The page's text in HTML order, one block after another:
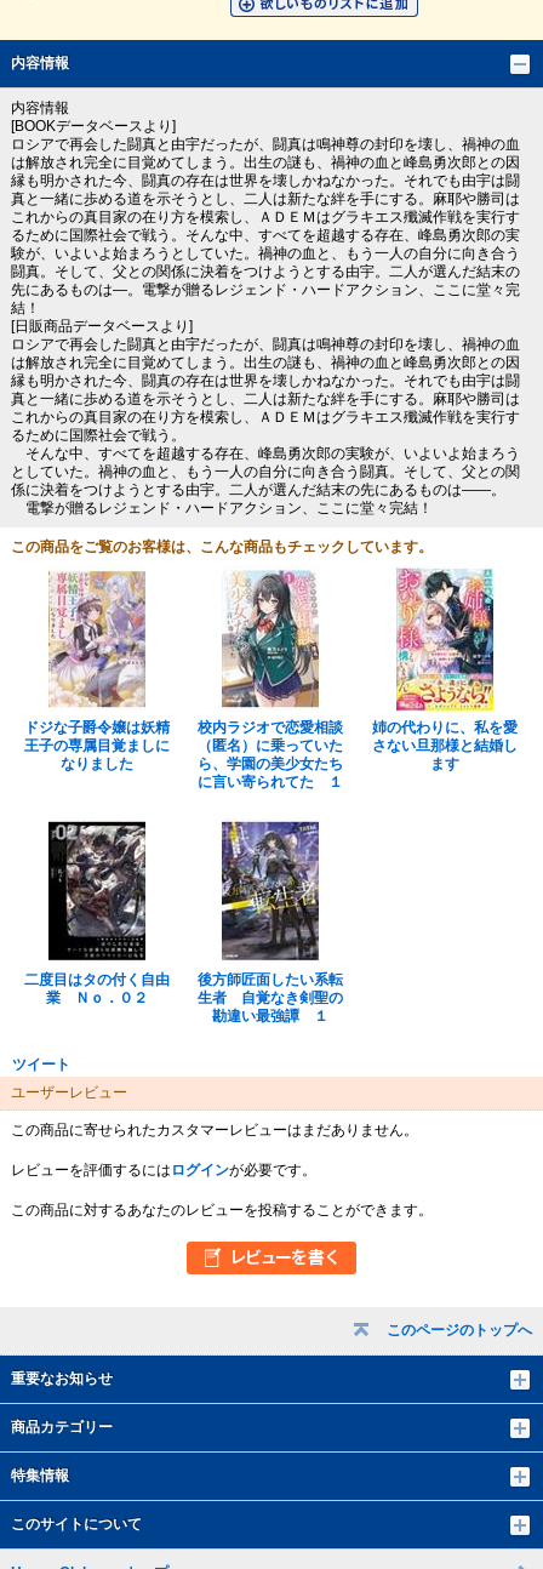
このページのトップへ
重要なお知らせ
商品カテゴリー
特集情報
このサイトについて
内容情報
内容情報
[BOOKデータベースより]
ロシアで再会した闘真と由宇だったが、闘真は鳴神尊の封印を壊し、禍神の血
は解放され完全に目覚めてしまう。出生の謎も、禍神の血と峰島勇次郎との因
縁も明かされた今、闘真の存在は世界を壊しかねなかった。それでも由宇は闘
真と一緒に歩める道を示そうとし、二人は新たな絆を手にする。麻耶や勝司は
これからの真目家の在り方を模索し、ＡＤＥＭはグラキエス殲滅作戦を実行す
るために国際社会で戦う。そんな中、すべてを超越する存在、峰島勇次郎の実
験が、いよいよ始まろうとしていた。禍神の血と、もう一人の自分に向き合う
闘真。そして、父との関係に決着をつけようとする由宇。二人が選んだ結末の
先にあるものは―。電撃が贈るレジェンド・ハードアクション、ここに堂々完
結！
[日販商品データベースより]
ロシアで再会した闘真と由宇だったが、闘真は鳴神尊の封印を壊し、禍神の血
は解放され完全に目覚めてしまう。出生の謎も、禍神の血と峰島勇次郎との因
縁も明かされた今、闘真の存在は世界を壊しかねなかった。それでも由宇は闘
真と一緒に歩める道を示そうとし、二人は新たな絆を手にする。麻耶や勝司は
これからの真目家の在り方を模索し、ＡＤＥＭはグラキエス殲滅作戦を実行す
るために国際社会で戦う。
そんな中、すべてを超越する存在、峰島勇次郎の実験が、いよいよ始まろう
としていた。禍神の血と、もう一人の自分に向き合う闘真。そして、父との関
係に決着をつけようとする由宇。二人が選んだ結末の先にあるものは――。
電撃が贈るレジェンド・ハードアクション、ここに堂々完結！
この商品をご覧のお客様は、こんな商品もチェックしています。
ドジな子爵令嬢は妖精
王子の専属目覚ましに
なりました
校内ラジオで恋愛相談
（匿名）に乗っていた
ら、学園の美少女たち
に言い寄られてた １
姉の代わりに、私を愛
さない旦那様と結婚し
ます
二度目はタの付く自由
業 Ｎｏ．０２
後方師匠面したい系転
生者 自覚なき剣聖の
勘違い最強譚 １
ツイート
ユーザーレビュー
この商品に寄せられたカスタマーレビューはまだありません。
レビューを評価するには ログインが必要です。
この商品に対するあなたのレビューを投稿することができます。